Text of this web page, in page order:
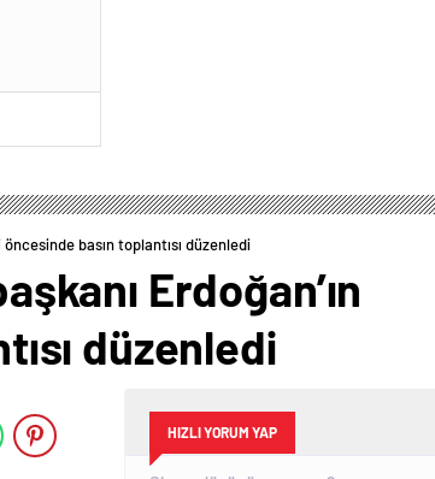
basın toplantısı düzenledi
Erdoğan’ın
düzenledi
HIZLI YORUM YAP